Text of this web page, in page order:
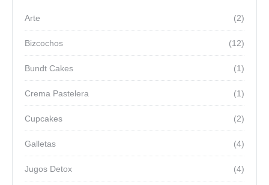
(2)
Arte
(12)
Bizcochos
(1)
Bundt Cakes
(1)
Crema Pastelera
(2)
Cupcakes
(4)
Galletas
(4)
Jugos Detox